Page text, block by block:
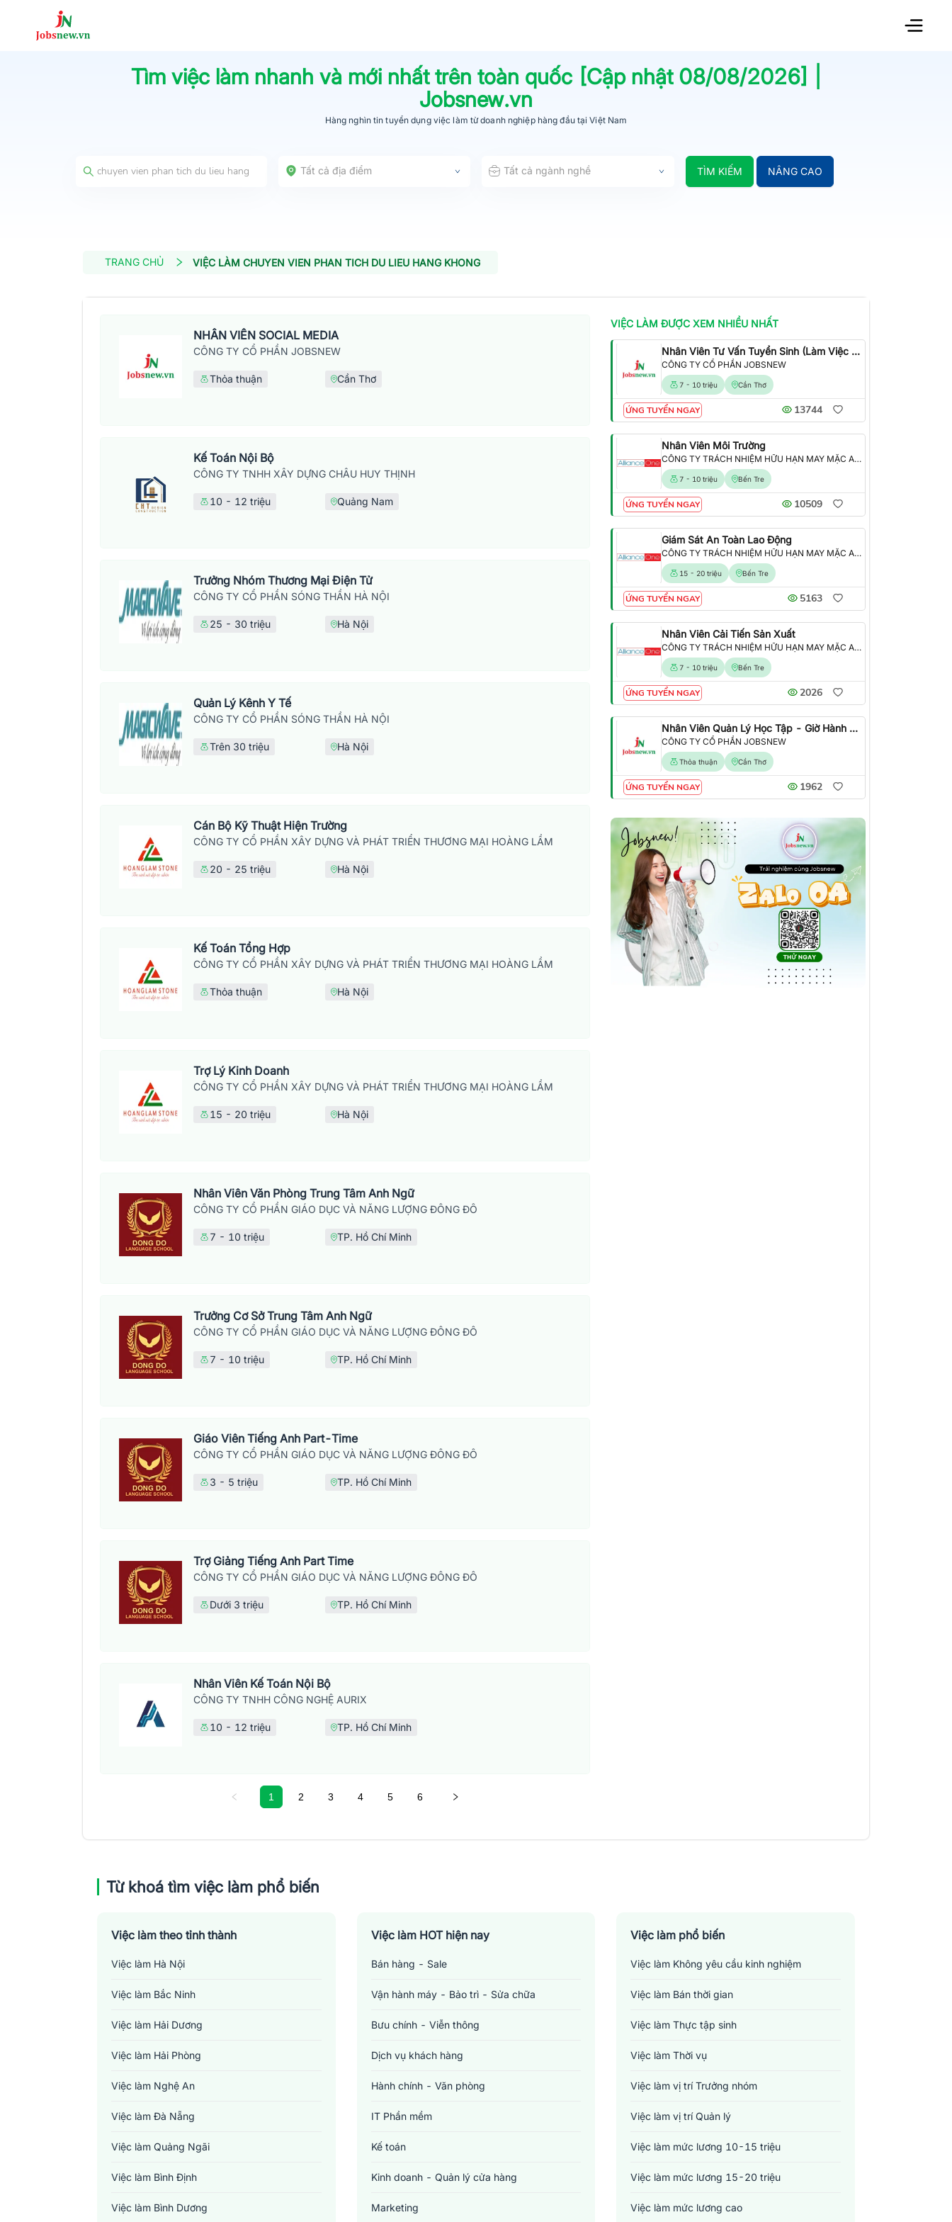
Tìm việc làm nhanh và mới nhất trên toàn quốc [Cập nhật 08/08/2026] |
Jobsnew.vn
Hàng nghìn tin tuyển dụng việc làm từdoanh nghiệp hàng đầutại Việt Nam
Tất cả địa điểm Tất cả ngành nghề TÌM KIẾM NÂNG CAO
TRANG CHỦ VIỆC LÀM CHUYEN VIEN PHAN TICH DU LIEU HANG KHONG
NHÂN VIÊN SOCIAL MEDIA
CÔNG TY CỔ PHẦN JOBSNEW
Thỏa thuận Cần Thơ
Kế Toán Nội Bộ
CÔNG TY TNHH XÂY DỰNG CHÂU HUY THỊNH
10 - 12 triệu Quảng Nam
Trưởng Nhóm Thương Mại Điện Tử
CÔNG TY CỔ PHẦN SÓNG THẦN HÀ NỘI
25 - 30 triệu Hà Nội
Quản Lý Kênh Y Tế
CÔNG TY CỔ PHẦN SÓNG THẦN HÀ NỘI
Trên 30 triệu Hà Nội
Cán Bộ Kỹ Thuật Hiện Trường
CÔNG TY CỔ PHẦN XÂY DỰNG VÀ PHÁT TRIỂN THƯƠNG MẠI HOÀNG LẦM
20 - 25 triệu Hà Nội
Kế Toán Tổng Hợp
CÔNG TY CỔ PHẦN XÂY DỰNG VÀ PHÁT TRIỂN THƯƠNG MẠI HOÀNG LẦM
Thỏa thuận Hà Nội
Trợ Lý Kinh Doanh
CÔNG TY CỔ PHẦN XÂY DỰNG VÀ PHÁT TRIỂN THƯƠNG MẠI HOÀNG LẦM
15 - 20 triệu Hà Nội
Nhân Viên Văn Phòng Trung Tâm Anh Ngữ
CÔNG TY CỔ PHẦN GIÁO DỤC VÀ NĂNG LƯỢNG ĐÔNG ĐÔ
7 - 10 triệu TP. Hồ Chí Minh
Trưởng Cơ Sở Trung Tâm Anh Ngữ
CÔNG TY CỔ PHẦN GIÁO DỤC VÀ NĂNG LƯỢNG ĐÔNG ĐÔ
7 - 10 triệu TP. Hồ Chí Minh
Giáo Viên Tiếng Anh Part-Time
CÔNG TY CỔ PHẦN GIÁO DỤC VÀ NĂNG LƯỢNG ĐÔNG ĐÔ
3 - 5 triệu TP. Hồ Chí Minh
Trợ Giảng Tiếng Anh Part Time
CÔNG TY CỔ PHẦN GIÁO DỤC VÀ NĂNG LƯỢNG ĐÔNG ĐÔ
Dưới 3 triệu TP. Hồ Chí Minh
Nhân Viên Kế Toán Nội Bộ
CÔNG TY TNHH CÔNG NGHỆ AURIX
10 - 12 triệu TP. Hồ Chí Minh
1 2 3 4 5 6
VIỆC LÀM ĐƯỢC XEM NHIỀU NHẤT
Nhân Viên Tư Vấn Tuyển Sinh (Làm Việc Tại Văn Phòng)
CÔNG TY CỔ PHẦN JOBSNEW
7 - 10 triệu Cần Thơ
ỨNG TUYỂN NGAY 13744
Nhân Viên Môi Trường
CÔNG TY TRÁCH NHIỆM HỮU HẠN MAY MẶC ALLIANCE ONE
7 - 10 triệu Bến Tre
ỨNG TUYỂN NGAY 10509
Giám Sát An Toàn Lao Động
CÔNG TY TRÁCH NHIỆM HỮU HẠN MAY MẶC ALLIANCE ONE
15 - 20 triệu Bến Tre
ỨNG TUYỂN NGAY 5163
Nhân Viên Cải Tiến Sản Xuất
CÔNG TY TRÁCH NHIỆM HỮU HẠN MAY MẶC ALLIANCE ONE
7 - 10 triệu Bến Tre
ỨNG TUYỂN NGAY 2026
Nhân Viên Quản Lý Học Tập - Giờ Hành Chính
CÔNG TY CỔ PHẦN JOBSNEW
Thỏa thuận Cần Thơ
ỨNG TUYỂN NGAY 1962
Từ khoá tìm việc làm phổ biến
Việc làm theo tỉnh thành
Việc làm Hà Nội
Việc làm Bắc Ninh
Việc làm Hải Dương
Việc làm Hải Phòng
Việc làm Nghệ An
Việc làm Đà Nẵng
Việc làm Quảng Ngãi
Việc làm Bình Định
Việc làm Bình Dương
Việc làm HOT hiện nay
Bán hàng - Sale
Vận hành máy - Bảo trì - Sửa chữa
Bưu chính - Viễn thông
Dịch vụ khách hàng
Hành chính - Văn phòng
IT Phần mềm
Kế toán
Kinh doanh - Quản lý cửa hàng
Marketing
Việc làm phổ biến
Việc làm Không yêu cầu kinh nghiệm
Việc làm Bán thời gian
Việc làm Thực tập sinh
Việc làm Thời vụ
Việc làm vị trí Trưởng nhóm
Việc làm vị trí Quản lý
Việc làm mức lương 10-15 triệu
Việc làm mức lương 15-20 triệu
Việc làm mức lương cao